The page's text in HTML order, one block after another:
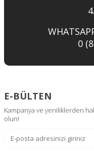
0
E-BÜLTEN
Kampanya ve yeniliklerden
olun!